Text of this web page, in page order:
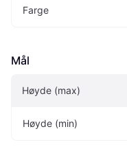
Farge
Mål
Høyde (max)
Høyde (min)